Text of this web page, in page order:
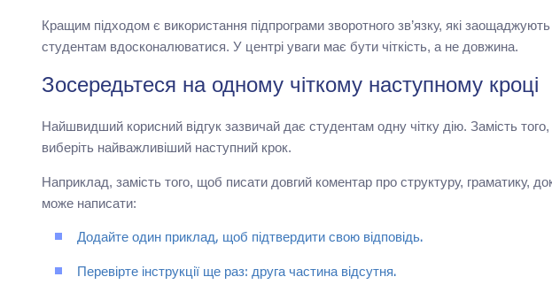
Кращим підходом є використання підпрограми зворотного зв’язку, які
студентам вдосконалюватися. У центрі уваги має бути чіткість, а не довжина.
Зосередьтеся на одному чіткому наступному кроці
Найшвидший корисний відгук зазвичай дає студентам одну чітку дію. Замість
виберіть найважливіший наступний крок.
Наприклад, замість того, щоб писати довгий коментар про структуру, граматику,
може написати:
Додайте один приклад, щоб підтвердити свою відповідь.
Перевірте інструкції ще раз: друга частина відсутня.